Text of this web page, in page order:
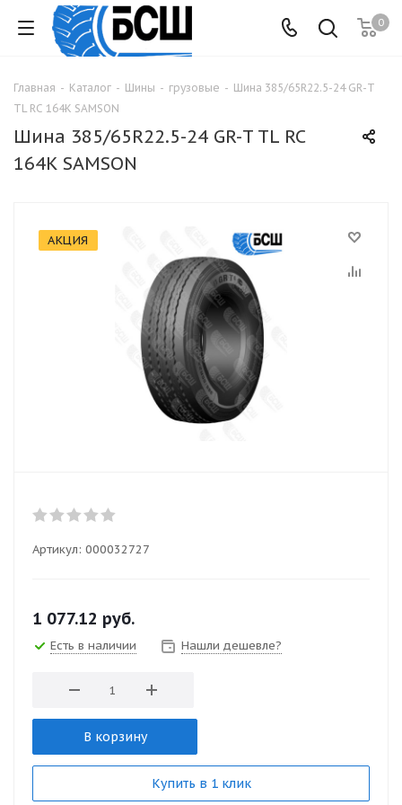
0
Главная - Каталог - Шины - грузовые - Шина 385/65R22.5-24 GR-T
TL RC 164K SAMSON
Шина 385/65R22.5-24 GR-T TL RC
164K SAMSON
АКЦИЯ
Артикул: 000032727
1 077.12 руб.
Есть в наличии Нашли дешевле?
В корзину
Купить в 1 клик